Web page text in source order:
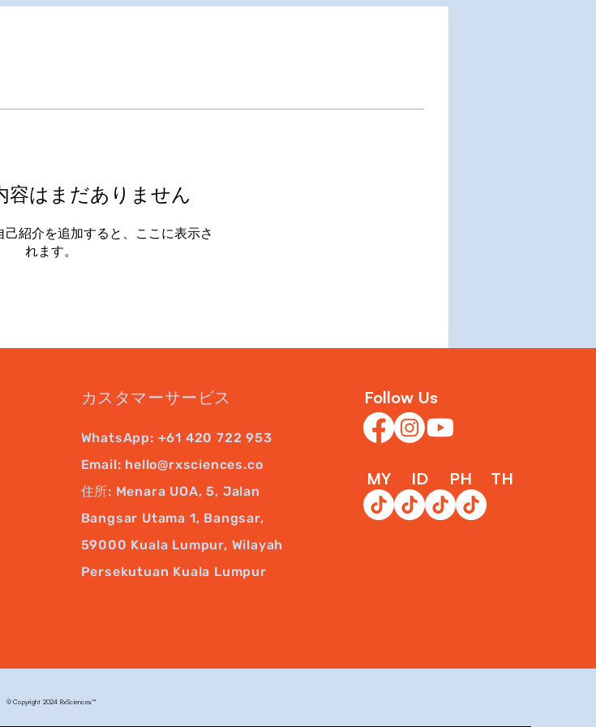
容はまだありません
己紹介を追加すると、ここに表示さ
れます。
カスタマーサービス
WhatsApp: +61 420 722 953
Email: hello@rxsciences.co
住所: Menara UOA, 5, Jalan
Bangsar Utama 1, Bangsar,
59000 Kuala Lumpur, Wilayah
Persekutuan Kuala Lumpur
Follow Us
MY ID PH TH
© Copyright 2024 RxSciences™